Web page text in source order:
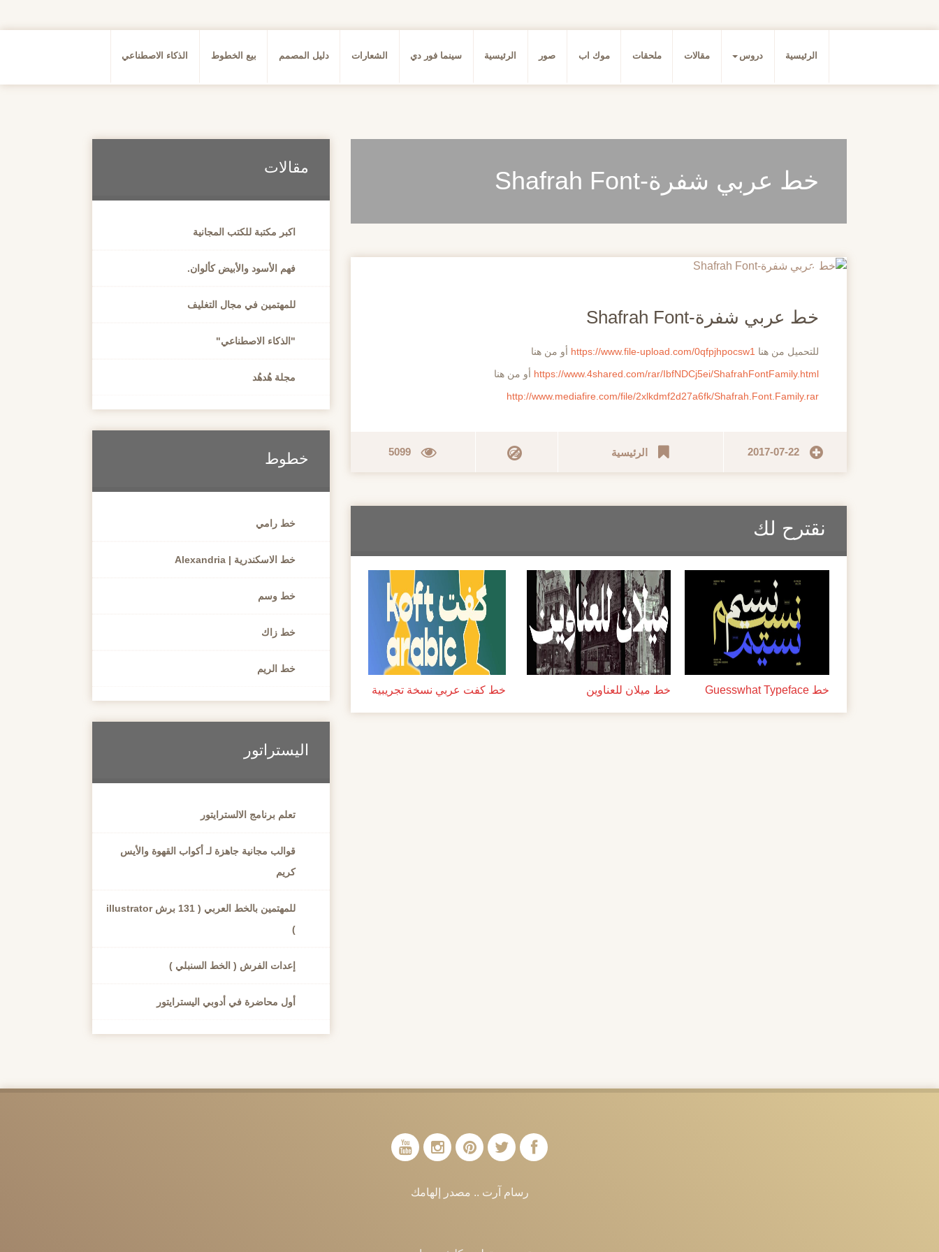
الرئيسية دروس مقالات ملحقات موك اب صور الرئيسية سينما فور دي الشعارات دليل المصمم بيع الخطوط الذكاء الاصطناعي
خط عربي شفرة-Shafrah Font
20
خط عربي شفرة-Shafrah Font
للتحميل من هنا https://www.file-upload.com/0qfpjhpocsw1 أو من هنا
https://www.4shared.com/rar/IbfNDCj5ei/ShafrahFontFamily.html أو من هنا
http://www.mediafire.com/file/2xlkdmf2d27a6fk/Shafrah.Font.Family.rar
2017-07-22 الرئيسية 5099
نقترح لك
خط Guesswhat Typeface خط ميلان للعناوين خط كفت عربي نسخة تجريبية
مقالات
اكبر مكتبة للكتب المجانية
فهم الأسود والأبيض كألوان.
للمهتمين في مجال التغليف
"الذكاء الاصطناعي"
مجلة هُدهُد
خطوط
خط رامي
خط الاسكندرية | Alexandria
خط وسم
خط زاك
خط الريم
اليستراتور
تعلم برنامج الالسترايتور
قوالب مجانية جاهزة لـ أكواب القهوة والأيس
كريم
للمهتمين بالخط العربي ( 131 برش illustrator
)
إعدات الفرش ( الخط السنبلي )
أول محاضرة في أدوبي اليسترايتور
رسام آرت .. مصدر إلهامك